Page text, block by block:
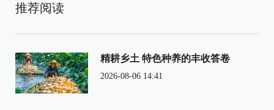
推荐阅读
精耕乡土 特色种养的丰收答卷
2026-08-06 14:41